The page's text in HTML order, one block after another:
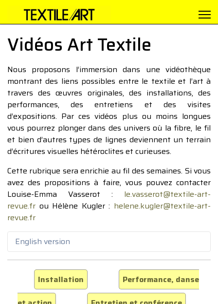
Vidéos Art Textile
Nous proposons l’immersion dans une vidéothèque
montrant des liens possibles entre le textile et l’art à
travers des œuvres originales, des installations, des
performances, des entretiens et des visites
d’expositions. Par ces vidéos plus ou moins longues
vous pourrez plonger dans des univers où la fibre, le fil
et bien d’autres types de lignes deviennent un terrain
d’écritures visuelles hétéroclites et curieuses.
Cette rubrique sera enrichie au fil des semaines. Si vous
avez des propositions à faire, vous pouvez contacter
Louise-Emma Vasserot : le.vasserot@textile-art-
revue.fr ou Hélène Kugler : helene.kugler@textile-art-
revue.fr
English version
Installation
Performance, danse